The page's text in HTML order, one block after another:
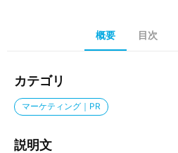
概要 目次
カテゴリ
マーケティング｜PR
説明文